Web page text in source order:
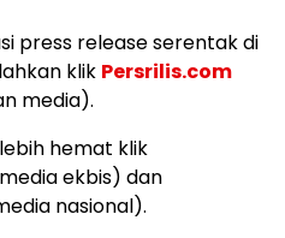
press release serentak di
klik Persrilis.com
media).
hemat klik
ekbis) dan
nasional).